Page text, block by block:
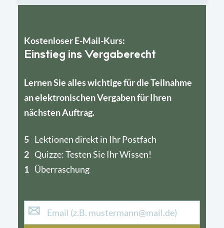
Kostenloser E-Mail-Kurs:
Einstieg ins Vergaberecht
Lernen Sie alles wichtige für die Teilnahme
an elektronischen Vergaben für Ihren
nächsten Auftrag.
5 Lektionen direkt in Ihr Postfach
2 Quizze: Testen Sie Ihr Wissen!
1 Überraschung
4
1